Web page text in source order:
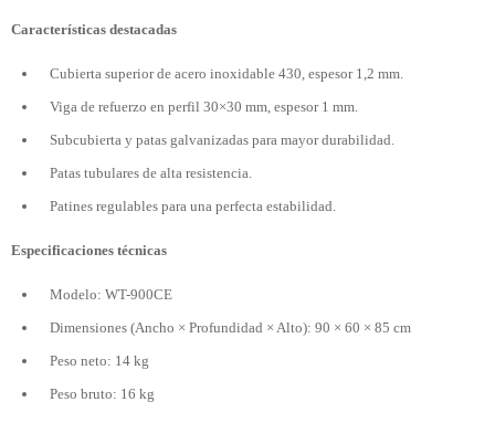
Características destacadas
Cubierta superior de acero inoxidable 430, espesor 1,2 mm.
Viga de refuerzo en perfil 30×30 mm, espesor 1 mm.
Subcubierta y patas galvanizadas para mayor durabilidad.
Patas tubulares de alta resistencia.
Patines regulables para una perfecta estabilidad.
Especificaciones técnicas
Modelo: WT-900CE
Dimensiones (Ancho × Profundidad × Alto): 90 × 60 × 85 cm
Peso neto: 14 kg
Peso bruto: 16 kg